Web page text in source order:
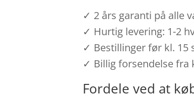
✓ 2 års garanti på alle
✓ Hurtig levering: 1-2
✓ Bestillinger før kl. 15
✓ Billig forsendelse fra
Fordele ved at